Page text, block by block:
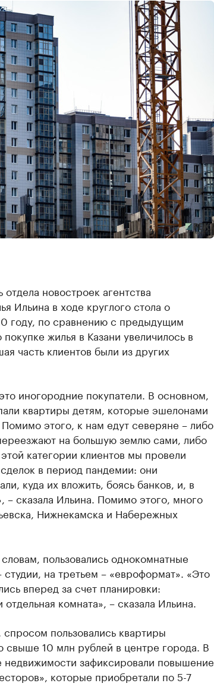
новостроек агентства
Ильина в ходе круглого стола о
году, по сравнению с предыдущим
жилья в Казани увеличилось в
часть клиентов были из других
иногородние покупатели. В основном,
квартиры детям, которые эшелонами
этого, к нам едут северяне – либо
на большую землю сами, либо
категории клиентов мы провели
в период пандемии: они
куда их вложить, боясь банков, и, в
– сказала Ильина. Помимо этого, много
Нижнекамска и Набережных
пользовались однокомнатные
на третьем – «евроформат». «Это
вперед за счет планировки:
комната», – сказала Ильина.
пользовались квартиры
свыше 10 млн рублей в центре города. В
недвижимости зафиксировали повышение
которые приобретали по 5-7